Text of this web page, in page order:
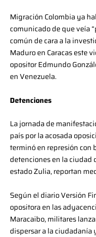
Migración Colombia ya
comunicado de que veía
común de cara a la
Maduro en Caracas este
opositor Edmundo
en Venezuela.
Detenciones
La jornada de
país por la acosada
terminó en represión con
detenciones en la ciudad
estado Zulia, reportan
Según el diario Versión
opositora en las
Maracaibo, militares
dispersar a la ciudadanía